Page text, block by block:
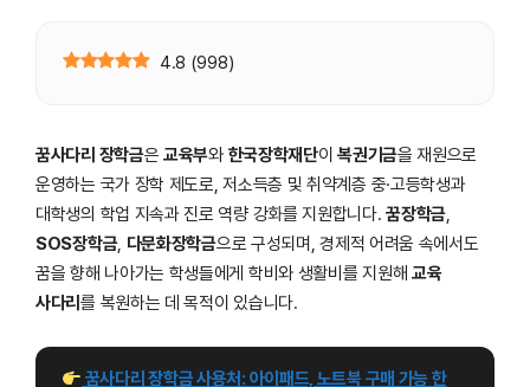
4.8 (998)
꿈사다리 장학금은교육부와 한국장학재단이복권기금을 재원으로
운영하는 국가 장학 제도로, 저소득층 및 취약계층 중·고등학생과
대학생의 학업 지속과 진로 역량 강화를 지원합니다.꿈장학금,
SOS장학금, 다문화장학금으로 구성되며, 경제적 어려움 속에서도
꿈을 향해 나아가는 학생들에게 학비와 생활비를 지원해교육
사다리를 복원하는 데 목적이 있습니다.
꿈사다리 장학금 사용처: 아이패드, 노트북 구매 가능 한